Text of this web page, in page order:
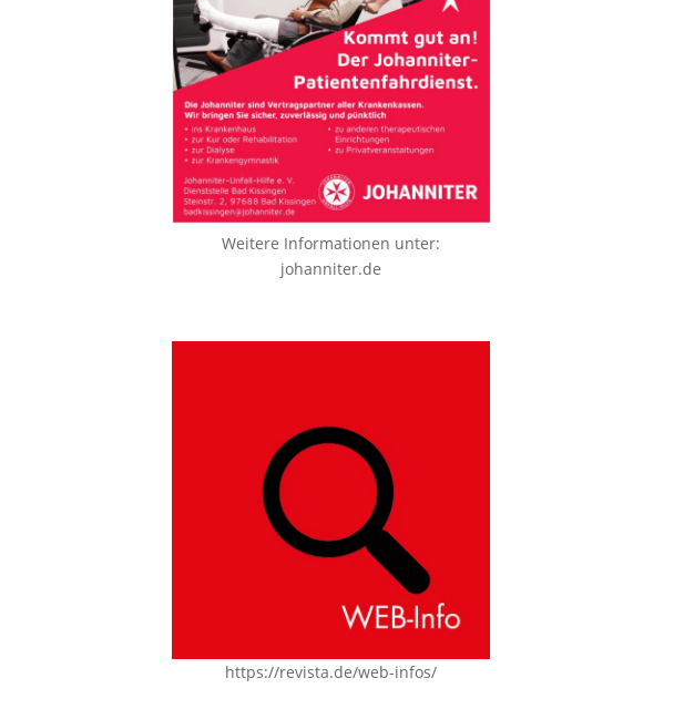
Weitere Informationen unter:
johanniter.de
https://revista.de/web-infos/